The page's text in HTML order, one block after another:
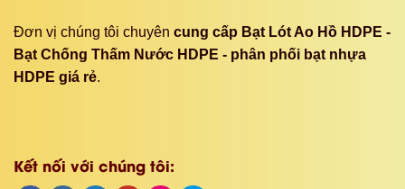
Đơn vị chúng tôi chuyên cung cấp Bạt Lót Ao Hồ HDPE -
Bạt Chống Thấm Nước HDPE - phân phối bạt nhựa
HDPE giá rẻ.
Kết nối với chúng tôi: